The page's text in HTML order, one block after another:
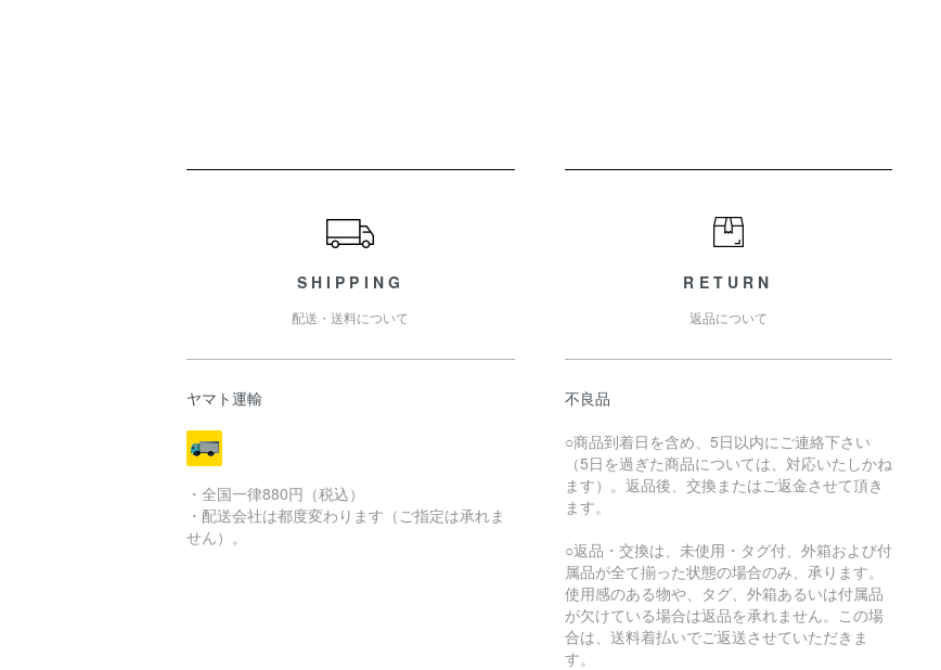
SHIPPING
配送・送料について
ヤマト運輸
・全国一律880円（税込）
・配送会社は都度変わります（ご指定は承れま
せん）。
RETURN
返品について
不良品
○商品到着日を含め、5日以内にご連絡下さい
（5日を過ぎた商品については、対応いたしかね
ます）。返品後、交換またはご返金させて頂き
ます。
○返品・交換は、未使用・タグ付、外箱および付
属品が全て揃った状態の場合のみ、承ります。
使用感のある物や、タグ、外箱あるいは付属品
が欠けている場合は返品を承れません。この場
合は、送料着払いでご返送させていただきま
す。